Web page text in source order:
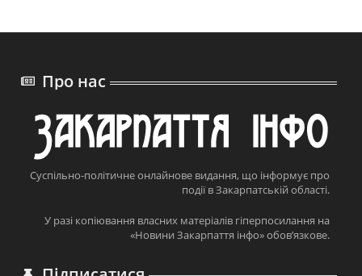
Про нас
Суспільно-політичне онлайнове видання, що інформує про
події в Закарпатській області.
У разі копіювання власних матеріалів гіперпосилання на
«Новини Закарпаття інфо» обов’язкове.